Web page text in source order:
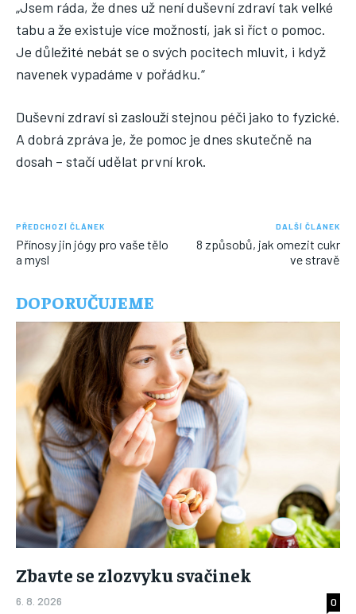
„Jsem ráda, že dnes už není duševní zdraví tak velké
tabu a že existuje více možností, jak si říct o pomoc.
Je důležité nebát se o svých pocitech mluvit, i když
navenek vypadáme v pořádku.“
Duševní zdraví si zaslouží stejnou péči jako to fyzické.
A dobrá zpráva je, že pomoc je dnes skutečně na
dosah – stačí udělat první krok.
PŘEDCHOZÍ ČLÁNEK
Přínosy jin jógy pro vaše tělo
a mysl
DALŠÍ ČLÁNEK
8 způsobů, jak omezit cukr
ve stravě
DOPORUČUJEME
Zbavte se zlozvyku svačinek
6. 8. 2026
0